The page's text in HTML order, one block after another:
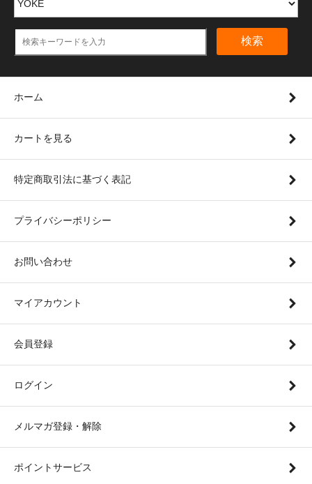
検索
ホーム
カートを見る
特定商取引法に基づく表記
プライバシーポリシー
お問い合わせ
マイアカウント
会員登録
ログイン
メルマガ登録・解除
ポイントサービス